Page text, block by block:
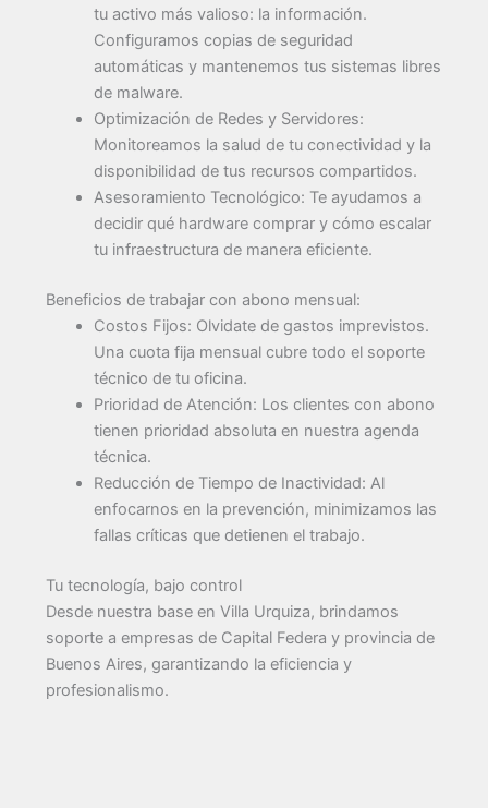
tu activo más valioso: la información.
Configuramos copias de seguridad
automáticas y mantenemos tus sistemas libres
de malware.
Optimización de Redes y Servidores:
Monitoreamos la salud de tu conectividad y la
disponibilidad de tus recursos compartidos.
Asesoramiento Tecnológico: Te ayudamos a
decidir qué hardware comprar y cómo escalar
tu infraestructura de manera eficiente.
Beneficios de trabajar con abono mensual:
Costos Fijos: Olvidate de gastos imprevistos.
Una cuota fija mensual cubre todo el soporte
técnico de tu oficina.
Prioridad de Atención: Los clientes con abono
tienen prioridad absoluta en nuestra agenda
técnica.
Reducción de Tiempo de Inactividad: Al
enfocarnos en la prevención, minimizamos las
fallas críticas que detienen el trabajo.
Tu tecnología, bajo control
Desde nuestra base en Villa Urquiza, brindamos
soporte a empresas de Capital Federa y provincia de
Buenos Aires, garantizando la eficiencia y
profesionalismo.